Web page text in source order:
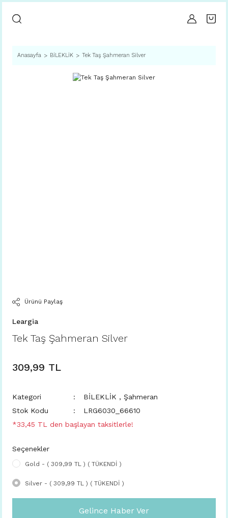
Anasayfa BİLEKLİK Tek Taş Şahmeran Silver
Ürünü Paylaş
Leargia
Tek Taş Şahmeran Silver
309,99 TL
Kategori BİLEKLİK , Şahmeran
Stok Kodu
LRG6030_66610
*33,45 TL den başlayan taksitlerle!
Seçenekler
Gold - ( 309,99 TL ) ( TÜKENDİ )
Silver - ( 309,99 TL ) ( TÜKENDİ )
Gelince Haber Ver